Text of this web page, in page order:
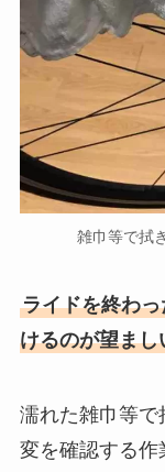
雑巾等で拭
ライドを終わ
けるのが望まし
濡れた雑巾等
変を確認する作